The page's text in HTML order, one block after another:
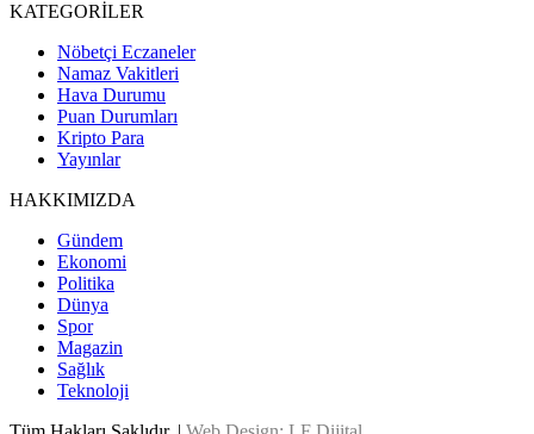
KATEGORİLER
Nöbetçi Eczaneler
Namaz Vakitleri
Hava Durumu
Puan Durumları
Kripto Para
Yayınlar
HAKKIMIZDA
Gündem
Ekonomi
Politika
Dünya
Spor
Magazin
Sağlık
Teknoloji